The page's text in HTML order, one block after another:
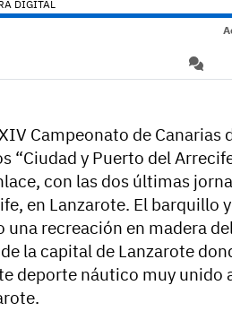
DIGITAL
Campeonato de Canarias
“Ciudad y Puerto del
con las dos últimas
en Lanzarote. El barquillo
una recreación en madera
la capital de Lanzarote
deporte náutico muy unido